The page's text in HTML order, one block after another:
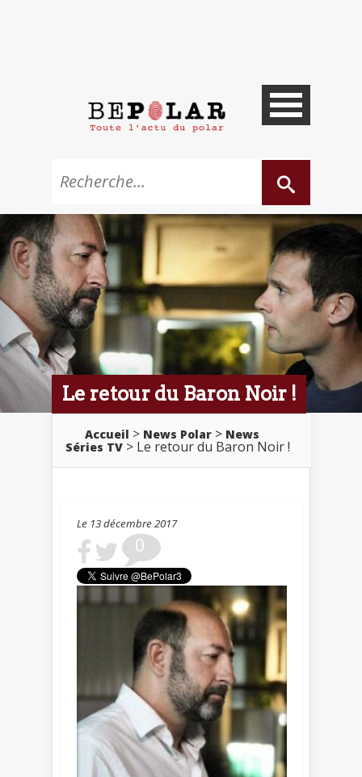
Le retour du Baron Noir !
Accueil > News Polar > News
Séries TV > Le retour du Baron Noir !
Le 13 décembre 2017
0